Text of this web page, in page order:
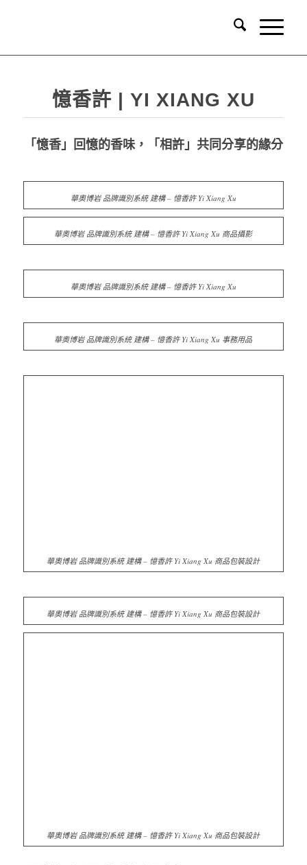
憶香許 | YI XIANG XU
「憶香」回憶的香味，「相許」共同分享的緣分
華奧博岩 品牌識別系統 建構 – 憶香許 Yi Xiang Xu
華奧博岩 品牌識別系統 建構 – 憶香許 Yi Xiang Xu 商品攝影
華奧博岩 品牌識別系統 建構 – 憶香許 Yi Xiang Xu
華奧博岩 品牌識別系統 建構 – 憶香許 Yi Xiang Xu 事務用品
華奧博岩 品牌識別系統 建構 – 憶香許 Yi Xiang Xu 商品包裝設計
華奧博岩 品牌識別系統 建構 – 憶香許 Yi Xiang Xu 商品包裝設計
華奧博岩 品牌識別系統 建構 – 憶香許 Yi Xiang Xu 商品包裝設計